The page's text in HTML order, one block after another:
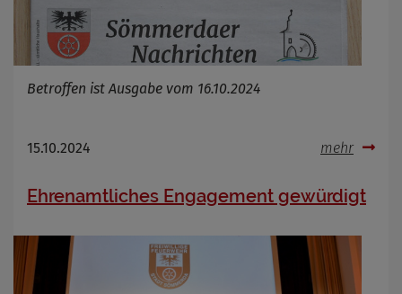
Betroffen ist Ausgabe vom 16.10.2024
15.10.2024 mehr
Ehrenamtliches Engagement gewürdigt